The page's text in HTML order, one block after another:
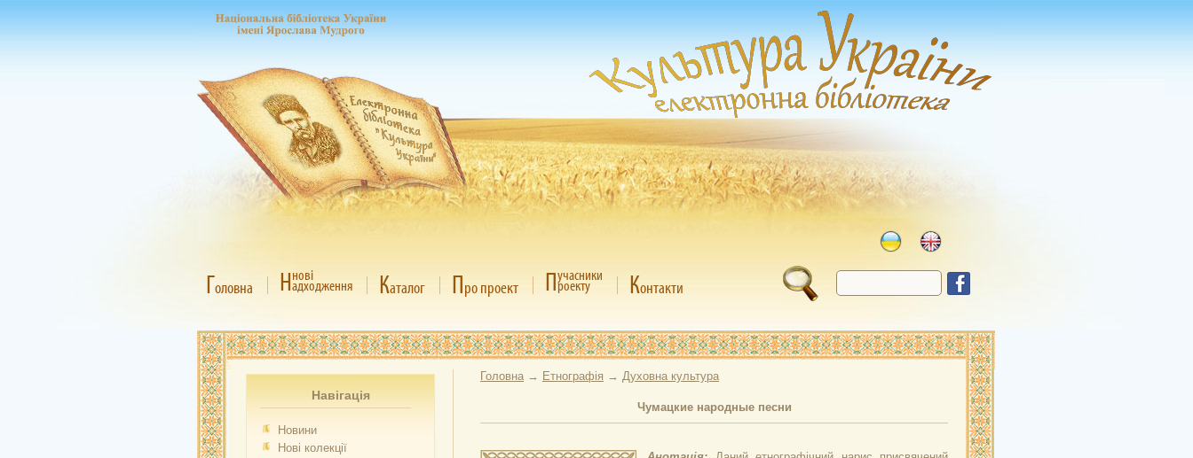
Головна Ннові
адходження Каталог Про проект Пучасники
роекту Контакти
Навігація
Новини
Нові колекції
Головна → Етнографія → Духовна культура
Чумацкие народные песни